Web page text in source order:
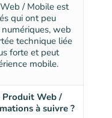
/ Mobile est
qui ont peu
web
technique liée
forte et peut
mobile.
Produit Web /
à suivre ?